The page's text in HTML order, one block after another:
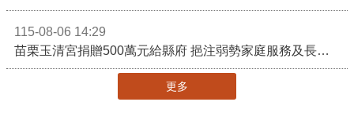
115-08-06 14:29
更多